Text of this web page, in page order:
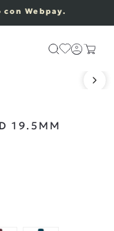
Webpay.
19.5MM